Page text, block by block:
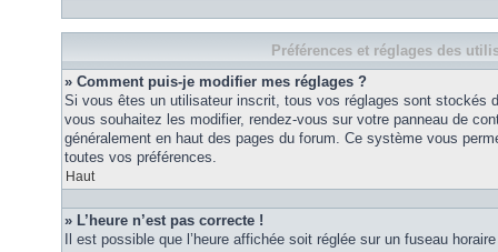
Préférences et réglages des
» Comment puis-je modifier mes réglages ?
Si vous êtes un utilisateur inscrit, tous vos réglages sont stockés
vous souhaitez les modifier, rendez-vous sur votre panneau de
généralement en haut des pages du forum. Ce système vous
toutes vos préférences.
Haut
» L’heure n’est pas correcte !
Il est possible que l’heure affichée soit réglée sur un fuseau